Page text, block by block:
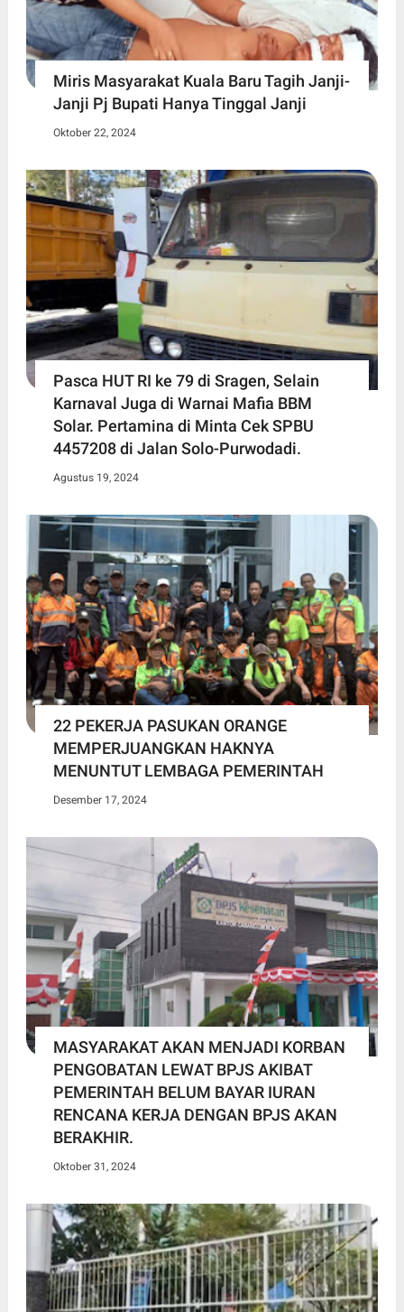
Miris Masyarakat Kuala Baru Tagih Janji-
Janji Pj Bupati Hanya Tinggal Janji
Oktober 22, 2024
Pasca HUT RI ke 79 di Sragen, Selain
Karnaval Juga di Warnai Mafia BBM
Solar. Pertamina di Minta Cek SPBU
4457208 di Jalan Solo-Purwodadi.
Agustus 19, 2024
22 PEKERJA PASUKAN ORANGE
MEMPERJUANGKAN HAKNYA
MENUNTUT LEMBAGA PEMERINTAH
Desember 17, 2024
MASYARAKAT AKAN MENJADI KORBAN
PENGOBATAN LEWAT BPJS AKIBAT
PEMERINTAH BELUM BAYAR IURAN
RENCANA KERJA DENGAN BPJS AKAN
BERAKHIR.
Oktober 31, 2024